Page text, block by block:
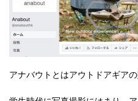
アナバウトとはアウトドアギア